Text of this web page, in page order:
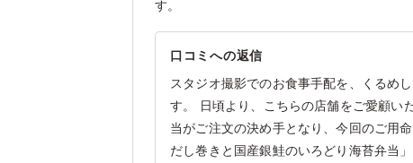
す。
口コミへの返信
スタジオ撮影でのお食事手配を、くるめ
す。 日頃より、こちらの店舗をご愛顧い
当がご注文の決め手となり、今回のご用
だし巻きと国産銀鮭のいろどり海苔弁当